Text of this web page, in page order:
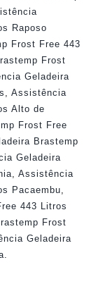
Raposo
Frost Free 443
Frost
Geladeira
, Assistência
Alto de
Frost Free
Brastemp
Geladeira
, Assistência
Pacaembu,
443 Litros
Frost
Geladeira
.